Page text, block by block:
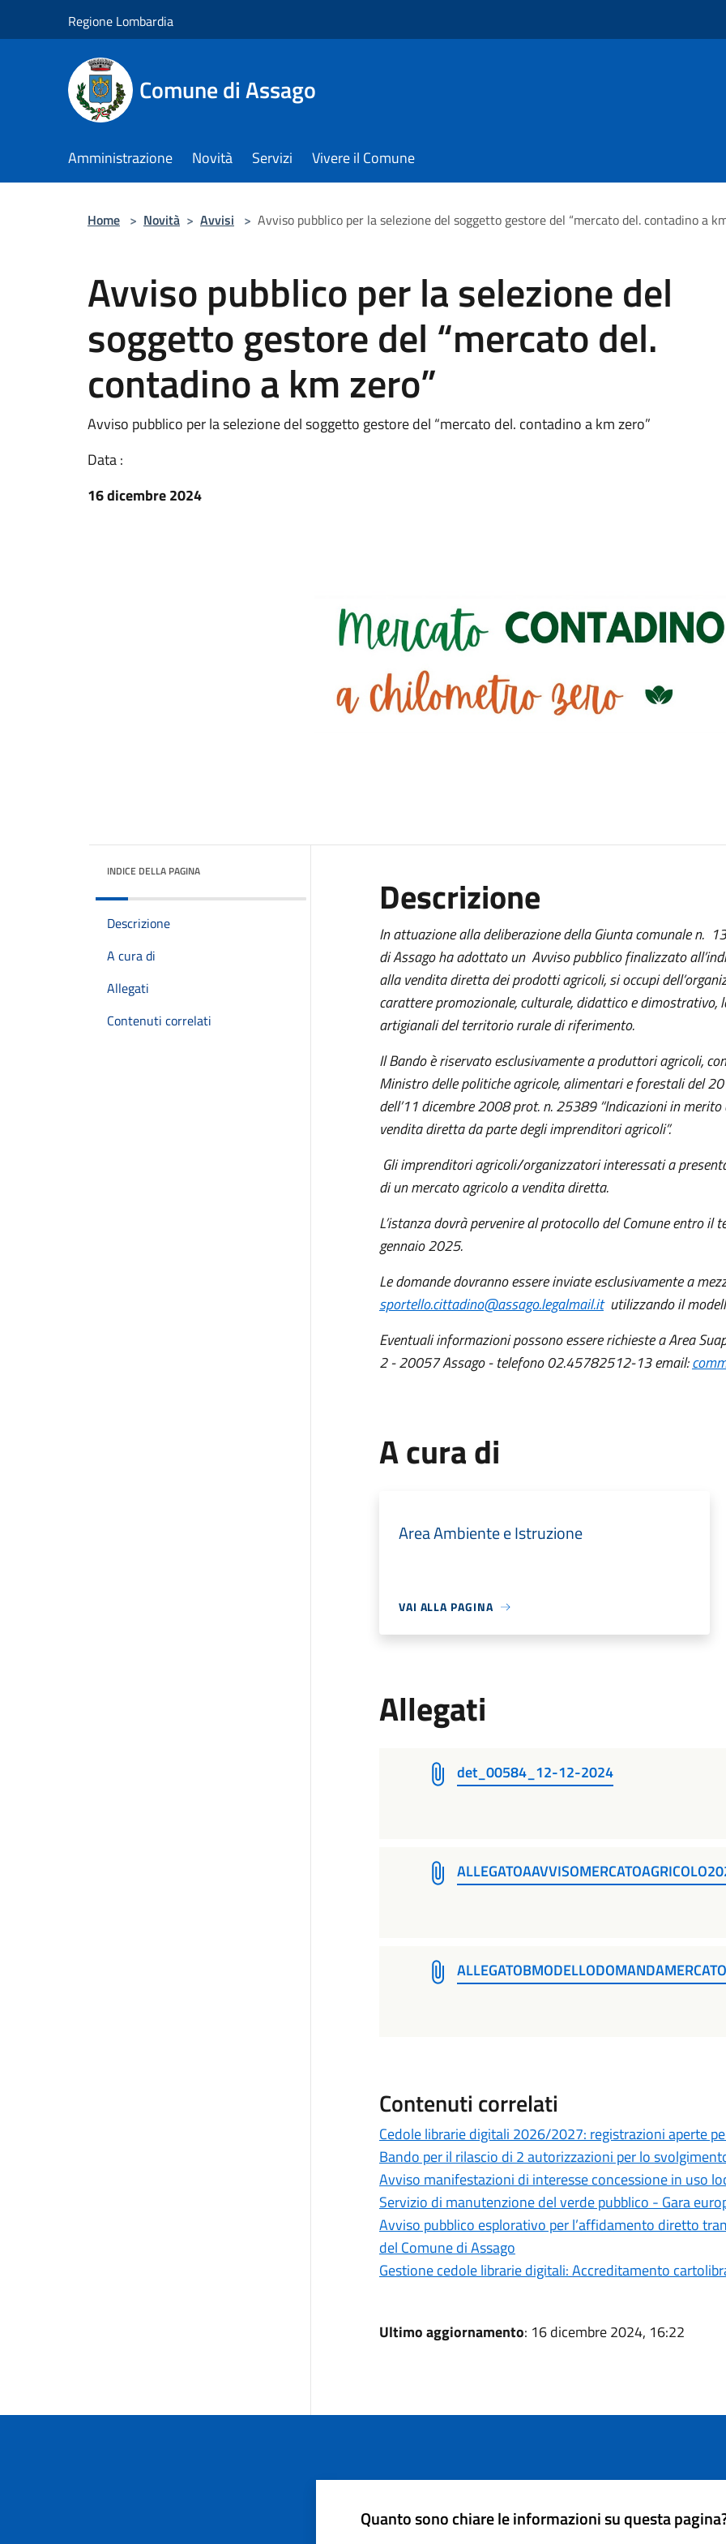
Regione Lombardia
Comune di Assago
Amministrazione Novità Servizi Vivere il Comune
Home > Novità > Avvisi > Avviso pubblico per la selezione del soggetto gestore del “mercato del. contadino a
Avviso pubblico per la selezione del
soggetto gestore del “mercato del.
contadino a km zero”
Avviso pubblico per la selezione del soggetto gestore del “mercato del. contadino a km zero”
Data :
16 dicembre 2024
INDICE DELLA PAGINA
Descrizione
A cura di
Allegati
Contenuti correlati
Descrizione
In attuazione alla deliberazione della Giunta comunale n.
di Assago ha adottato un Avviso pubblico finalizzato
alla vendita diretta dei prodotti agricoli, si occupi
carattere promozionale, culturale, didattico e
artigianali del territorio rurale di riferimento.
Il Bando è riservato esclusivamente a produttori agricoli,
Ministro delle politiche agricole, alimentari e forestali del
dell’11 dicembre 2008 prot. n. 25389 “Indicazioni in
vendita diretta da parte degli imprenditori agricoli”.
Gli imprenditori agricoli/organizzatori interessati a
di un mercato agricolo a vendita diretta.
L’istanza dovrà pervenire al protocollo del Comune entro
gennaio 2025.
Le domande dovranno essere inviate esclusivamente a
sportello.cittadino@assago.legalmail.itutilizzando il
Eventuali informazioni possono essere richieste a Area
2 - 20057 Assago - telefono 02.45782512-13 email:
A cura di
Area Ambiente e Istruzione
VAI ALLA PAGINA
Allegati
det_00584_12-12-2024
Contenuti correlati
Cedole librarie digitali 2026/2027: registrazioni aperte
Bando per il rilascio di 2 autorizzazioni per lo
Avviso manifestazioni di interesse concessione in uso
Servizio di manutenzione del verde pubblico - Gara
Avviso pubblico esplorativo per l’affidamento diretto
del Comune di Assago
Gestione cedole librarie digitali: Accreditamento
Ultimo aggiornamento: 16 dicembre 2024, 16:22
Quanto sono chiare le informazioni su questa